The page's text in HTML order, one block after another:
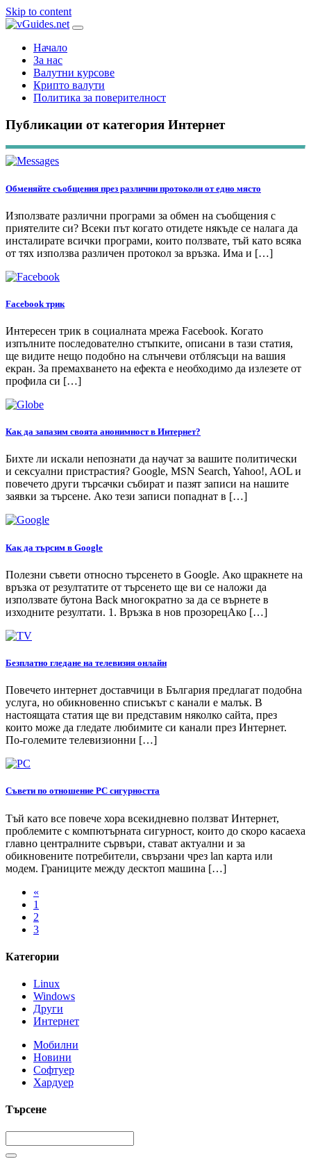
Skip to content
Начало
За нас
Валутни курсове
Крипто валути
Политика за поверителност
Публикации от категория Интернет
Обменяйте съобщения през различни протоколи от едно място
Използвате различни програми за обмен на съобщения с
приятелите си? Всеки път когато отидете някъде се налага да
инсталирате всички програми, които ползвате, тъй като всяка
от тях използва различен протокол за връзка. Има и […]
Facebook трик
Интересен трик в социалната мрежа Facebook. Когато
изпълните последователно стъпките, описани в тази статия,
ще видите нещо подобно на слънчеви отблясъци на вашия
екран. За премахването на ефекта е необходимо да излезете от
профила си […]
Как да запазим своята анонимност в Интернет?
Бихте ли искали непознати да научат за вашите политически
и сексуални пристрастия? Google, MSN Search, Yahoo!, AOL и
повечето други търсачки събират и пазят записи на нашите
заявки за търсене. Ако тези записи попаднат в […]
Как да търсим в Google
Полезни съвети относно търсенето в Google. Ако щракнете на
връзка от резултатите от търсенето ще ви се наложи да
използвате бутона Back многократно за да се върнете в
изходните резултати. 1. Връзка в нов прозорецАко […]
Безплатно гледане на телевизия онлайн
Повечето интернет доставчици в България предлагат подобна
услуга, но обикновенно списъкът с канали е малък. В
настоящата статия ще ви представим няколко сайта, през
които може да гледате любимите си канали през Интернет.
По-големите телевизионни […]
Съвети по отношение PC сигурността
Тъй като все повече хора всекидневно ползват Интернет,
проблемите с компютърната сигурност, които до скоро касаеха
главно централните сървъри, стават актуални и за
обикновените потребители, свързани чрез lan карта или
модем. Границите между десктоп машина […]
«
1
2
3
Категории
Linux
Windows
Други
Интернет
Мобилни
Новини
Софтуер
Хардуер
Търсене